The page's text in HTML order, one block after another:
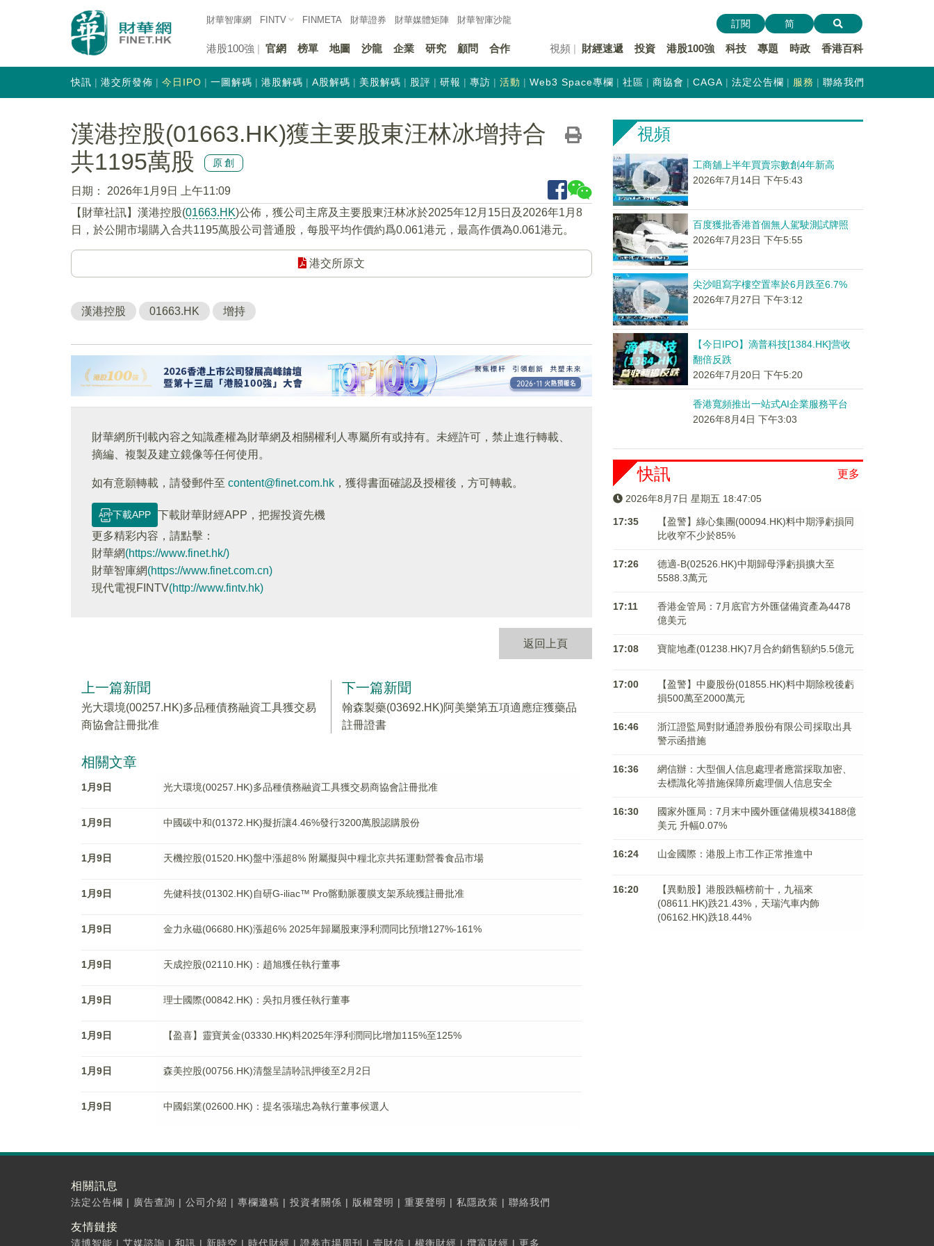
財華智庫網 FINTV FINMETA 財華證券 財華媒體矩陣 財華智庫沙龍
港股100強 官網 榜單 地圖 沙龍 企業 研究 顧問 合作 視頻 財經速遞 投資 港股100強 科技 專題 時政 香港百科
訂閱 简
快訊 港交所發佈 今日IPO 一圖解碼 港股解碼 A股解碼 美股解碼 股評 研報 專訪 活動 Web3 Space專欄 社區 商協會 CAGA 法定公告欄 服務 聯絡我們
漢港控股(01663.HK)獲主要股東汪林冰增持合
共1195萬股
原創
日期：
2026年1月9日 上午11:09
【財華社訊】漢港控股(01663.HK)公佈，獲公司主席及主要股東汪林冰於2025年12月15日及2026年1月8
日，於公開市場購入合共1195萬股公司普通股，每股平均作價約爲0.061港元，最高作價為0.061港元。
港交所原文
漢港控股 01663.HK 增持
財華網所刊載內容之知識產權為財華網及相關權利人專屬所有或持有。未經許可，禁止進行轉載、
摘編、複製及建立鏡像等任何使用。
如有意願轉載，請發郵件至 content@finet.com.hk ，獲得書面確認及授權後，方可轉載。
下載APP
下載財華財經APP，把握投資先機
更多精彩内容，請點擊：
財華網(https://www.finet.hk/)
財華智庫網(https://www.finet.com.cn)
現代電視FINTV(http://www.fintv.hk)
返回上頁
上一篇新聞
光大環境(00257.HK)多品種債務融資工具獲交易
商協會註冊批准
下一篇新聞
翰森製藥(03692.HK)阿美樂第五項適應症獲藥品
註冊證書
相關文章
1月9日 光大環境(00257.HK)多品種債務融資工具獲交易商協會註冊批准
1月9日 中國碳中和(01372.HK)擬折讓4.46%發行3200萬股認購股份
1月9日 天機控股(01520.HK)盤中漲超8% 附屬擬與中糧北京共拓運動營養食品市場
1月9日 先健科技(01302.HK)自研G-iliac™ Pro髂動脈覆膜支架系統獲註冊批准
1月9日 金力永磁(06680.HK)漲超6% 2025年歸屬股東淨利潤同比預增127%-161%
1月9日 天成控股(02110.HK)：趙旭獲任執行董事
1月9日 理士國際(00842.HK)：吳扣月獲任執行董事
1月9日 【盈喜】靈寶黃金(03330.HK)料2025年淨利潤同比增加115%至125%
1月9日 森美控股(00756.HK)清盤呈請聆訊押後至2月2日
1月9日 中國鋁業(02600.HK)：提名張瑞忠為執行董事候選人
視頻
工商舖上半年買賣宗數創4年新高
2026年7月14日 下午5:43
百度獲批香港首個無人駕駛測試牌照
2026年7月23日 下午5:55
尖沙咀寫字樓空置率於6月跌至6.7%
2026年7月27日 下午3:12
【今日IPO】滴普科技[1384.HK]营收
翻倍反跌
2026年7月20日 下午5:20
香港寬頻推出一站式AI企業服務平台
2026年8月4日 下午3:03
更多
快訊
2026年8月7日 星期五 18:47:06
17:35
【盈警】綠心集團(00094.HK)料中期淨虧損同
比收窄不少於85%
17:26
德適-B(02526.HK)中期歸母淨虧損擴大至
5588.3萬元
17:11
香港金管局：7月底官方外匯儲備資產為4478
億美元
17:08 寶龍地產(01238.HK)7月合約銷售額約5.5億元
17:00
【盈警】中慶股份(01855.HK)料中期除稅後虧
損500萬至2000萬元
16:46
浙江證監局對財通證券股份有限公司採取出具
警示函措施
16:36
網信辦：大型個人信息處理者應當採取加密、
去標識化等措施保障所處理個人信息安全
16:30
國家外匯局：7月末中國外匯儲備規模34188億
美元 升幅0.07%
16:24 山金國際：港股上市工作正常推進中
16:20
【異動股】港股跌幅榜前十，九福來
(08611.HK)跌21.43%，天瑞汽車内飾
(06162.HK)跌18.44%
相關訊息
法定公告欄 | 廣告查詢 | 公司介紹 | 專欄邀稿 | 投資者關係 | 版權聲明 | 重要聲明 | 私隱政策 | 聯絡我們
友情鏈接
清博智能 | 艾媒諮詢 | 和訊 | 新時空 | 時代財經 | 證券市場周刊 | 壹財信 | 權衡財經 | 攬富財經 | 更多...